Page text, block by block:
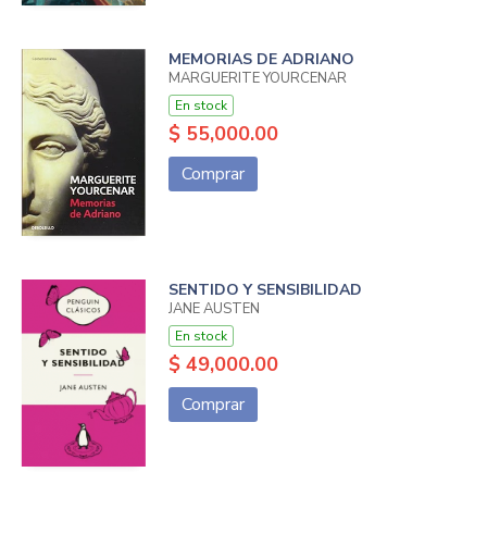
MEMORIAS DE ADRIANO
MARGUERITE YOURCENAR
En stock
$ 55,000.00
Comprar
SENTIDO Y SENSIBILIDAD
JANE AUSTEN
En stock
$ 49,000.00
Comprar